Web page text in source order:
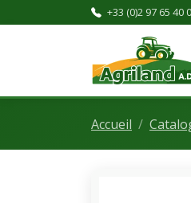
+33 (0)2 97 65 40
Accueil